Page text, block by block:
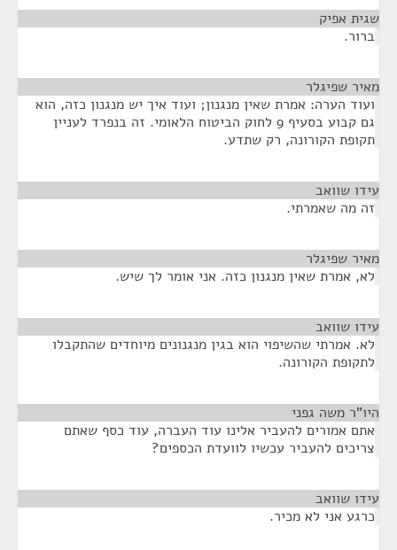
שגית אפיק
ברור.
מאיר שפיגלר
ועוד הערה: אמרת שאין מנגנון; ועוד איך יש מנגנון כזה, הוא
גם קבוע בסעיף 9 לחוק הביטוח הלאומי. זה בנפרד לעניין
תקופת הקורונה, רק שתדע.
עידו שוואב
זה מה שאמרתי.
מאיר שפיגלר
לא, אמרת שאין מנגנון כזה. אני אומר לך שיש.
עידו שוואב
לא. אמרתי שהשיפוי הוא בגין מנגנונים מיוחדים שהתקבלו
לתקופת הקורונה.
היו"ר משה גפני
אתם אמורים להעביר אלינו עוד העברה, עוד כסף שאתם
צריכים להעביר עכשיו לוועדת הכספים?
עידו שוואב
כרגע אני לא מכיר.